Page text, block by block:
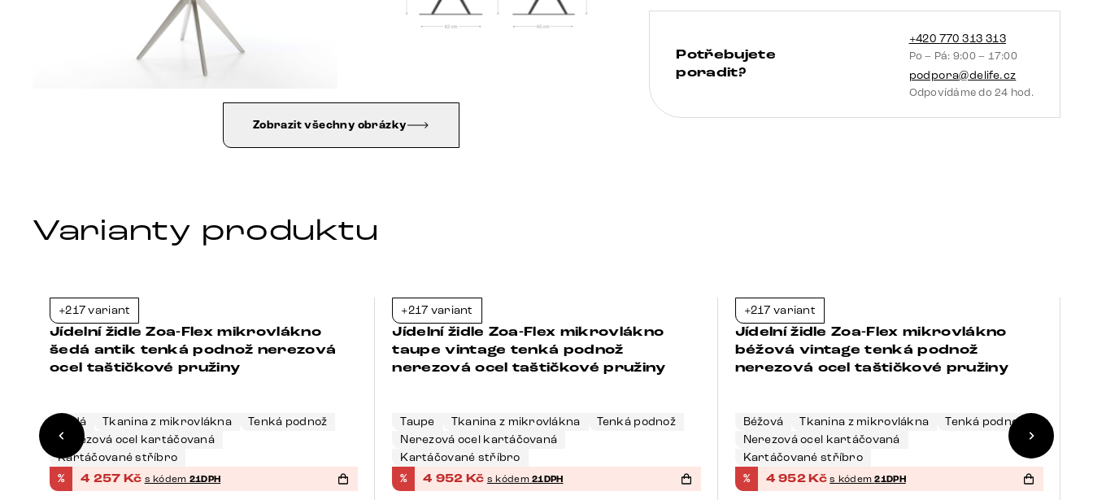
Zobrazit všechny obrázky
Potřebujete
poradit?
+420 770 313 313
Po – Pá: 9:00 – 17:00
podpora@delife.cz
Odpovídáme do 24 hod.
Varianty produktu
+217 variant
Jídelní židle Zoa-Flex mikrovlákno
šedá antik tenká podnož nerezová
ocel taštičkové pružiny
Šedá Tkanina z mikrovlákna
Tenká podnož
Nerezová ocel kartáčovaná
Kartáčované stříbro
% 4 257 Kč s kódem 21DPH
+217 variant
Jídelní židle Zoa-Flex mikrovlákno
taupe vintage tenká podnož
nerezová ocel taštičkové pružiny
Taupe Tkanina z mikrovlákna
Tenká podnož
Nerezová ocel kartáčovaná
Kartáčované stříbro
% 4 952Kč s kódem21DPH
+217 variant
Jídelní židle Zoa-Flex mikrovlákno
béžová vintage tenká podnož
nerezová ocel taštičkové pružiny
Béžová Tkanina z mikrovlákna
Tenká podnož
Nerezová ocel kartáčovaná
Kartáčované stříbro
% 4 952Kč s kódem21DPH